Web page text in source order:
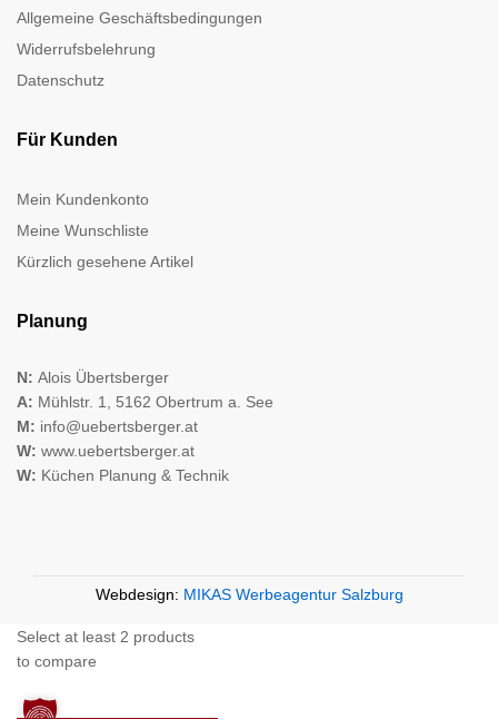
Allgemeine Geschäftsbedingungen
Widerrufsbelehrung
Datenschutz
Für Kunden
Mein Kundenkonto
Meine Wunschliste
Kürzlich gesehene Artikel
Planung
N: Alois Übertsberger
A: Mühlstr. 1, 5162 Obertrum a. See
M: info@uebertsberger.at
W: www.uebertsberger.at
W: Küchen Planung & Technik
Webdesign: MIKAS Werbeagentur Salzburg
Select at least 2 products
to compare